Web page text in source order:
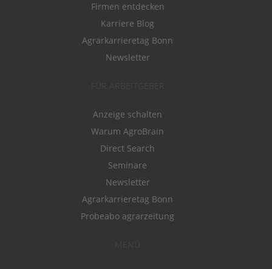
Firmen entdecken
Karriere Blog
Agrarkarrieretag Bonn
Newsletter
Anzeige schalten
Warum AgroBrain
Direct Search
Seminare
Newsletter
Agrarkarrieretag Bonn
Probeabo agrarzeitung